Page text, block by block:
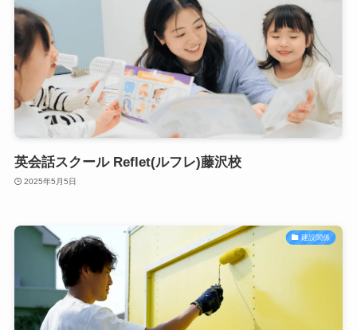
英会話スクール Reflet(ルフレ)藤沢校
2025年5月5日
建設関係